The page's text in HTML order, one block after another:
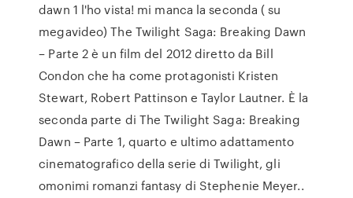
dawn 1 l'ho vista! mi manca la seconda ( su
megavideo) The Twilight Saga: Breaking Dawn
– Parte 2 è un film del 2012 diretto da Bill
Condon che ha come protagonisti Kristen
Stewart, Robert Pattinson e Taylor Lautner. È la
seconda parte di The Twilight Saga: Breaking
Dawn – Parte 1, quarto e ultimo adattamento
cinematografico della serie di Twilight, gli
omonimi romanzi fantasy di Stephenie Meyer..